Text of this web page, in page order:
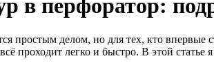
в перфоратор:
простым делом, но для тех, кто
проходит легко и быстро. В этой